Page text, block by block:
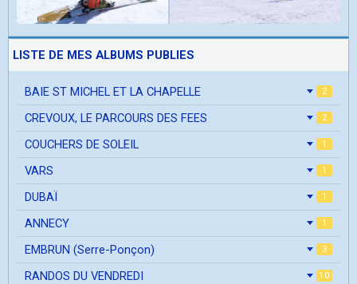
LISTE DE MES ALBUMS PUBLIES
BAIE ST MICHEL ET LA CHAPELLE 2
CREVOUX, LE PARCOURS DES FEES 2
COUCHERS DE SOLEIL 1
VARS 1
DUBAÏ 1
ANNECY 1
EMBRUN (Serre-Ponçon) 3
RANDOS DU VENDREDI 10